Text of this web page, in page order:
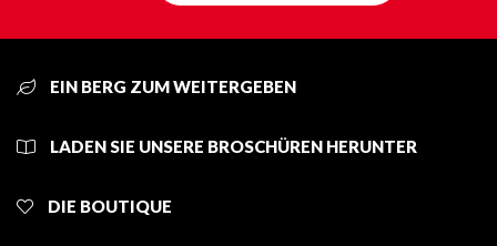
EIN BERG ZUM WEITERGEBEN
LADEN SIE UNSERE BROSCHÜREN HERUNTER
DIE BOUTIQUE